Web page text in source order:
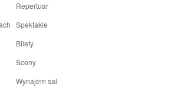
Repertuar
Spektakle
Bilety
Sceny
Wynajem sal